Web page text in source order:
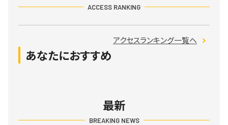
ACCESS RANKING
アクセスランキング一覧へ
あなたにおすすめ
最新
BREAKING NEWS